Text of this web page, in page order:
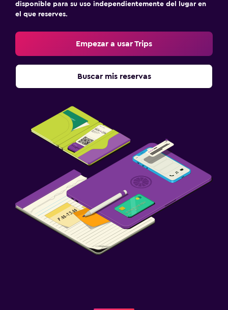
Actividades
Submarinismo
Botiquín de primeros auxilios
Cámaras CCTV en el exterior
Estacionamiento y transporte
Traslado aeropuerto
Zona de trabajo
Escritorio
disponible para su uso independientemente del lugar en
el que reserves.
Empezar a usar Trips
Buscar mis reservas